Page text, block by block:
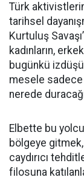
Türk
tarihsel
Kurtuluş
kadınların,
bugünkü
mesele sadece
nerede
Elbette bu
bölgeye gitmek,
caydırıcı
filosuna